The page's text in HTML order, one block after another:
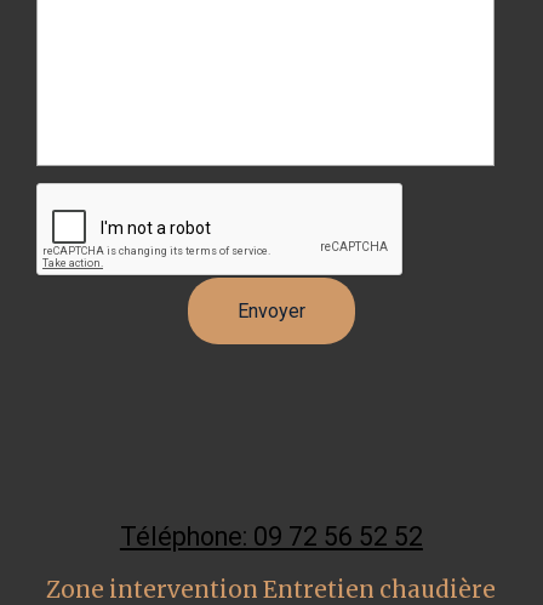
Téléphone: 09 72 56 52 52
Zone intervention Entretien chaudière